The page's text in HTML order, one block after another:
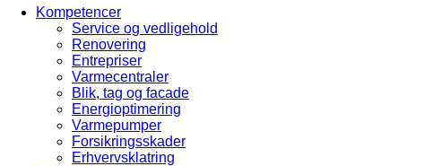
Kompetencer
Service og vedligehold
Renovering
Entrepriser
Varmecentraler
Blik, tag og facade
Energioptimering
Varmepumper
Forsikringsskader
Erhvervsklatring